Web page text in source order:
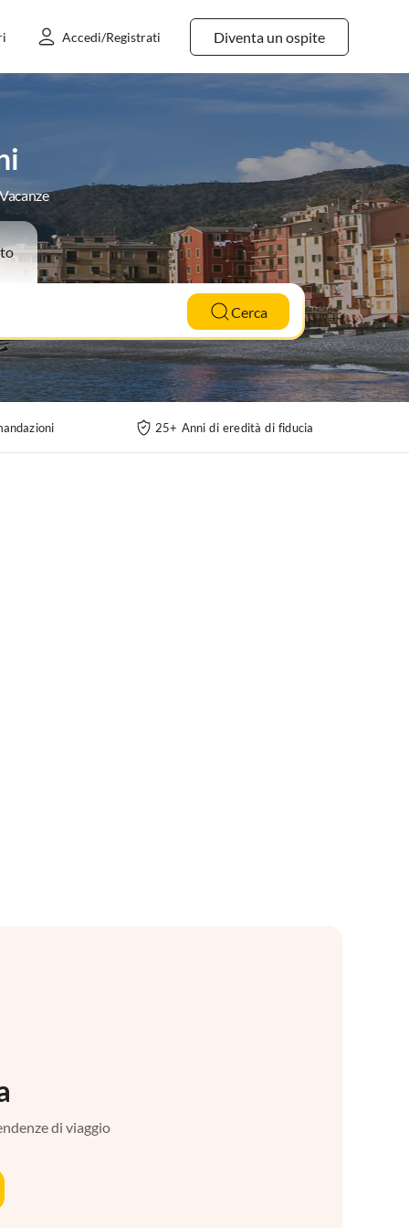
Diventa un ospite
Accedi/Registrati
Cerca
25+ Anni di eredità di fiducia
di viaggio